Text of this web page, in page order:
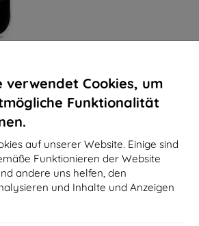
verwendet Cookies, um
Funktionalität
auf unserer Website. Einige sind
Funktionieren der Website
andere uns helfen, den
und Inhalte und Anzeigen